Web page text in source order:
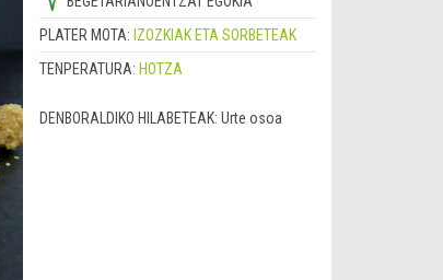
PLATER MOTA: IZOZKIAK ETA SORBETEAK
TENPERATURA: HOTZA
DENBORALDIKO HILABETEAK: Urte osoa